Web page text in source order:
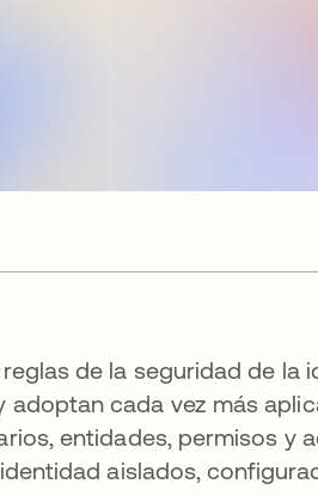
de la seguridad de la
adoptan cada vez más
entidades, permisos y
aislados,